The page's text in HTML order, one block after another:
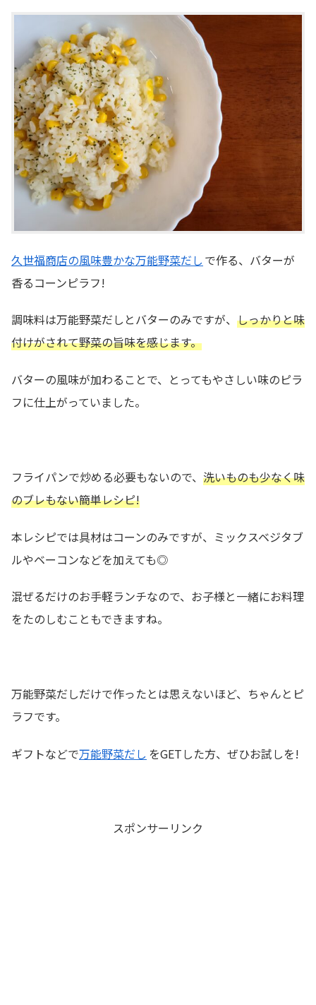
久世福商店の風味豊かな万能野菜だし で作る、バターが
香るコーンピラフ!
調味料は万能野菜だしとバターのみですが、 しっかりと味
付けがされて野菜の旨味を感じます。
バターの風味が加わることで、とってもやさしい味のピラ
フに仕上がっていました。
フライパンで炒める必要もないので、 洗いものも少なく味
のブレもない簡単レシピ!
本レシピでは具材はコーンのみですが、ミックスベジタブ
ルやベーコンなどを加えても◎
混ぜるだけのお手軽ランチなので、お子様と一緒にお料理
をたのしむこともできますね。
万能野菜だしだけで作ったとは思えないほど、ちゃんとピ
ラフです。
ギフトなどで万能野菜だし をGETした方、ぜひお試しを!
スポンサーリンク